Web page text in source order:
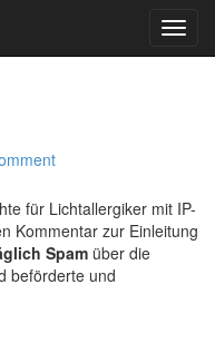
für Lichtallergiker mit IP-
Kommentar zur Einleitung
Spam über die
beförderte und